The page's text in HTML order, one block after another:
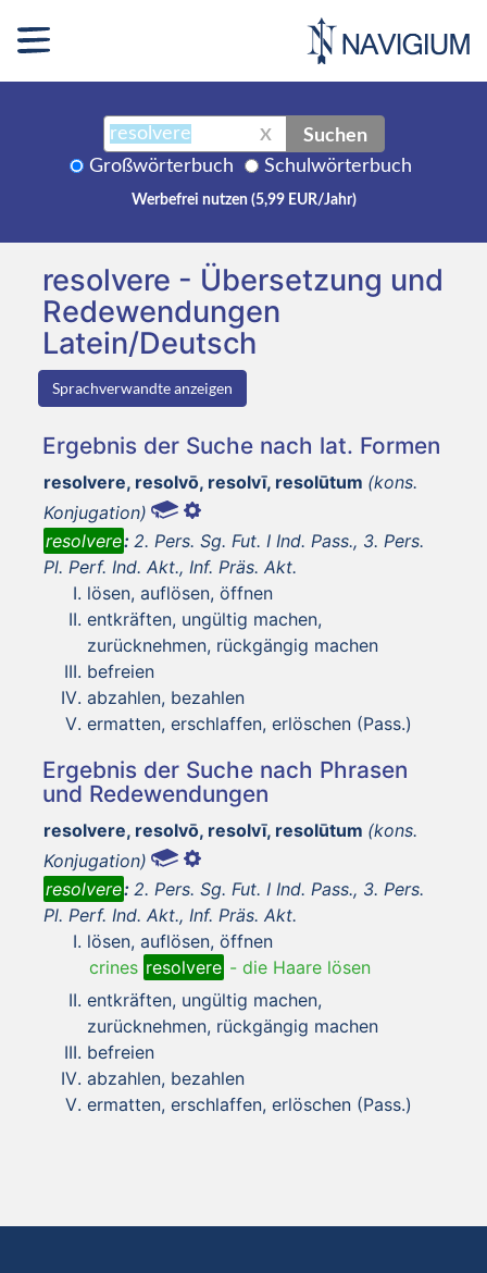
X Suchen
Großwörterbuch Schulwörterbuch
Werbefrei nutzen (5,99 EUR/Jahr)
resolvere - Übersetzung und
Redewendungen
Latein/Deutsch
Sprachverwandte anzeigen
Ergebnis der Suche nach lat. Formen
resolvere, resolvō, resolvī, resolūtum (kons.
Konjugation)
resolvere: 2. Pers. Sg. Fut. I Ind. Pass., 3. Pers.
Pl. Perf. Ind. Akt., Inf. Präs. Akt.
lösen, auflösen, öffnen
entkräften, ungültig machen,
zurücknehmen, rückgängig machen
befreien
abzahlen, bezahlen
ermatten, erschlaffen, erlöschen (Pass.)
Ergebnis der Suche nach Phrasen
und Redewendungen
resolvere, resolvō, resolvī, resolūtum (kons.
Konjugation)
resolvere: 2. Pers. Sg. Fut. I Ind. Pass., 3. Pers.
Pl. Perf. Ind. Akt., Inf. Präs. Akt.
lösen, auflösen, öffnen
crines resolvere - die Haare lösen
entkräften, ungültig machen,
zurücknehmen, rückgängig machen
befreien
abzahlen, bezahlen
ermatten, erschlaffen, erlöschen (Pass.)